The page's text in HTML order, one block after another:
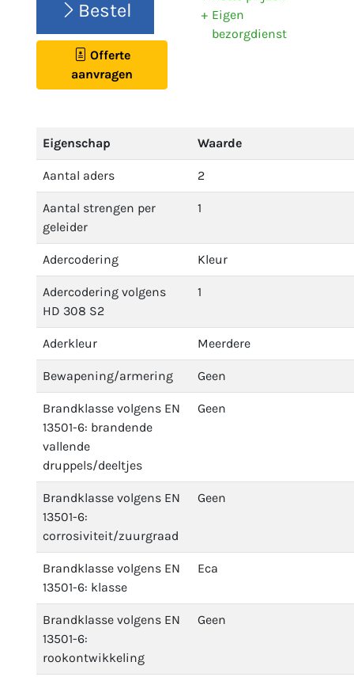
Bestel
Offerte
aanvragen
Eigen
bezorgdienst
Eigenschap Waarde
Aantal aders 2
Aantal strengen per
geleider
1
Adercodering Kleur
Adercodering volgens
HD 308 S2
1
Aderkleur Meerdere
Bewapening/armering Geen
Brandklasse volgens EN
13501-6: brandende
vallende
druppels/deeltjes
Geen
Brandklasse volgens EN
13501-6:
corrosiviteit/zuurgraad
Geen
Brandklasse volgens EN
13501-6: klasse
Eca
Brandklasse volgens EN
13501-6:
rookontwikkeling
Geen